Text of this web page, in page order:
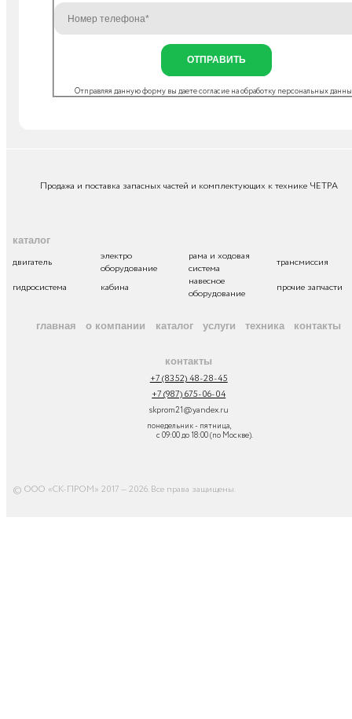
ОТПРАВИТЬ
Отправляя данную форму вы даете согласие наобработку персональных
Продажа и поставка запасных частей и комплектующих к технике ЧЕТРА
каталог
двигатель
электро
оборудование
рама и ходовая
система
трансмиссия
гидросистема
кабина
навесное
оборудование
прочие запчасти
главная о компании каталог услуги техника контакты
контакты
+7 (8352) 48-28-45
+7 (987) 675-06-04
skprom21@yandex.ru
понедельник - пятница,
с 09:00 до 18:00 (по Москве).
© ООО «СК-ПРОМ» 2017 — 2026. Все права защищены